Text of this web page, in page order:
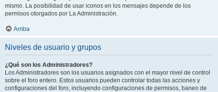
mismo. La posibilidad de usar iconos en los mensajes depende de los
permisos otorgados por La Administración.
Arriba
Niveles de usuario y grupos
¿Qué son los Administradores?
Los Administradores son los usuarios asignados con el mayor nivel de control
sobre el foro entero. Estos usuarios pueden controlar todas las acciones y
configuraciones del foro, incluyendo configuraciones de permisos, baneo de